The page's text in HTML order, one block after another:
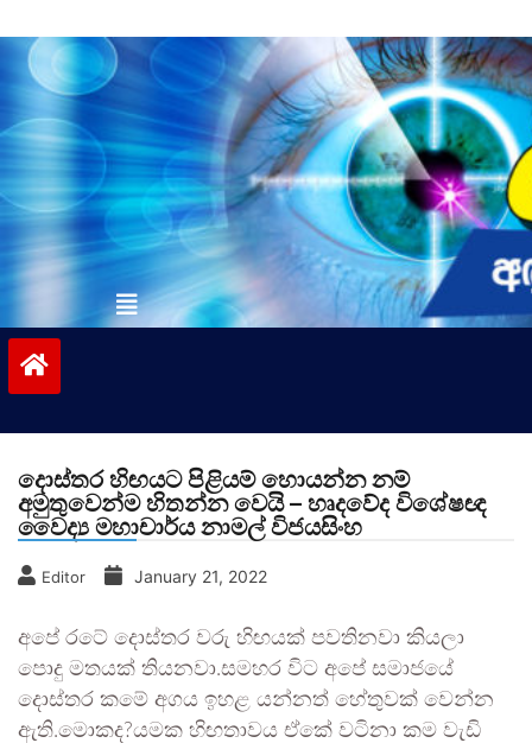
to
contentvinivida.lk
දොස්තර හිඟයට පිළියම් හොයන්න නම්
අමුතුවෙන්ම හිතන්න වෙයි – හෘදවේද විශේෂඥ
වෛද්‍ය මහාචාර්ය නාමල් විජයසිංහ
Editor January 21, 2022
අපේ රටේ දොස්තර වරු හිඟයක් පවතිනවා කියලා
පොදු මතයක් තියනවා.සමහර විට අපේ සමාජයේ
දොස්තර කමේ අගය ඉහළ යන්නත් හේතුවක් වෙන්න
ඇති.මොකද?යමක හිඟතාවය ඒකේ වටිනා කම වැඩි